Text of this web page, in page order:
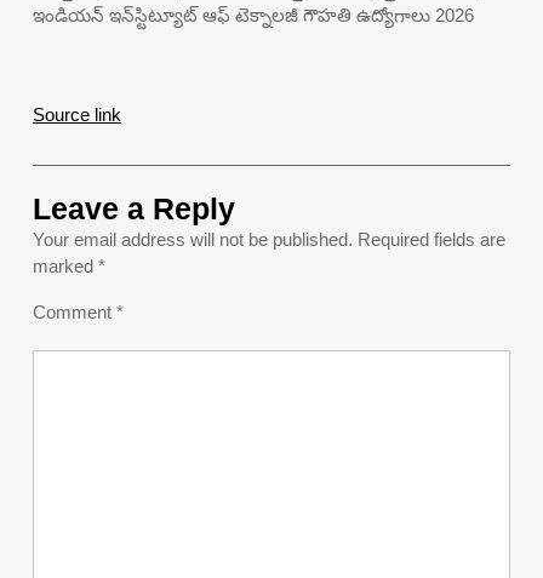
ఇండియన్ ఇన్‌స్టిట్యూట్ ఆఫ్ టెక్నాలజీ గౌహతి ఉద్యోగాలు 2026
Source link
Leave a Reply
Your email address will not be published. Required fields are
marked *
Comment *